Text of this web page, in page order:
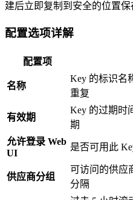
建后立即复制到安全的位置保
配置选项详解
配置项
名称
Key 的标识名
重复
有效期
Key 的过期时
期
允许登录 Web
UI
是否可用此
供应商分组
可访问的供应
分隔